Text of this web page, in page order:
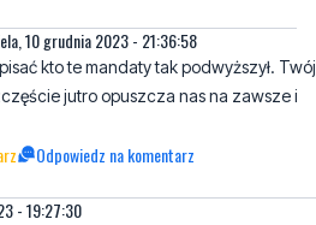
10 grudnia 2023 - 21:36:58
kto te mandaty tak podwyższył. Twój
jutro opuszcza nas na zawsze i
Odpowiedz na komentarz
- 19:27:30